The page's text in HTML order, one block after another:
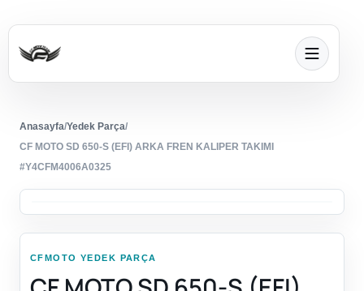
Anasayfa/Yedek Parça/
CF MOTO SD 650-S (EFI) ARKA FREN KALIPER TAKIMI
#Y4CFM4006A0325
CFMOTO YEDEK PARÇA